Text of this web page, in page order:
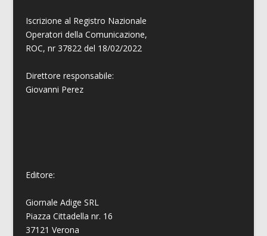
Iscrizione al Registro Nazionale
Operatori della Comunicazione,
ROC, nr 37822 del 18/02/2022
Direttore responsabile:
Giovanni Perez
Editore:
Giornale Adige SRL
Piazza Cittadella nr. 16
37121 Verona